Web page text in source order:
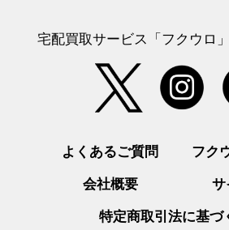
宅配買取サービス「フクウロ
よくあるご質問 フク
会社概要 サ
特定商取引法に基づ